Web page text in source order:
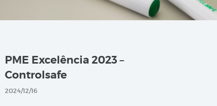
PME Excelência 2023 –
Controlsafe
2024/12/16